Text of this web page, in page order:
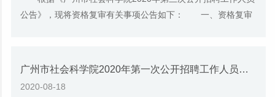
公告》，现将资格复审有关事项公告如下： 一、资格复审
广州市社会科学院2020年第一次公开招聘工作人员（图书管理员岗位）再次递补体检人员名单公告
2020-08-18